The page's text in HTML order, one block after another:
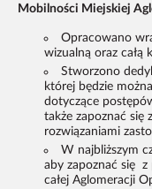
Mobilności Miejskiej
Opracowano
wizualną oraz całą
Stworzono
której będzie
dotyczące
także zapoznać się
rozwiązaniami
W najbliższym
aby zapoznać się
całej Aglomeracji